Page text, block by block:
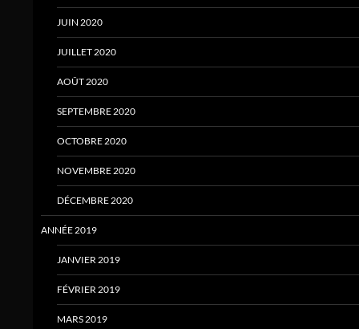
JUIN 2020
JUILLET 2020
AOÛT 2020
SEPTEMBRE 2020
OCTOBRE 2020
NOVEMBRE 2020
DÉCEMBRE 2020
ANNÉE 2019
JANVIER 2019
FÉVRIER 2019
MARS 2019